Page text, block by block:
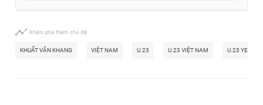
Khám phá thêm chủ đề
KHUẤT VĂN KHANG VIỆT NAM U.23 U.23 VIỆT NAM U.23 YEMEN